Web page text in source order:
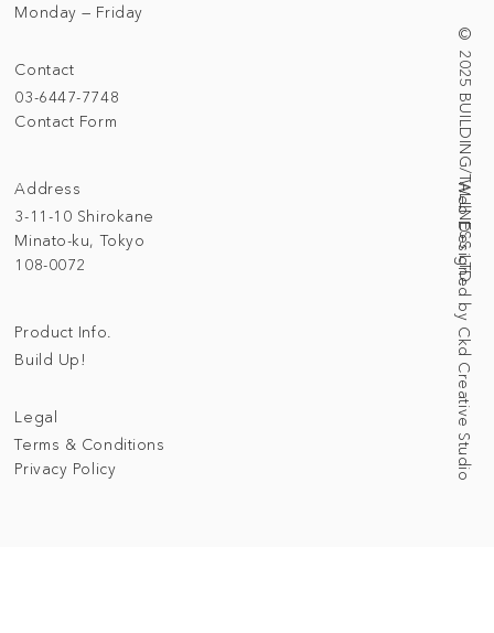
Address
3-11-10 Shirokane
Minato-ku, Tokyo
108-0072
© 2025 BUILDING/TALLNESS LTD.
Web Designed by Ckd Creative Studio
Contact
03-6447-7748
Contact Form
Monday — Friday
Legal
Terms & Conditions
Privacy Policy
Product Info.
Build Up!